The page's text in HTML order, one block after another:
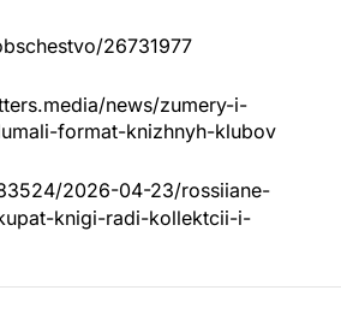
26731977
news/zumery-i-
format-knizhnyh-klubov
2026-04-23/rossiiane-
knigi-radi-kollektcii-i-